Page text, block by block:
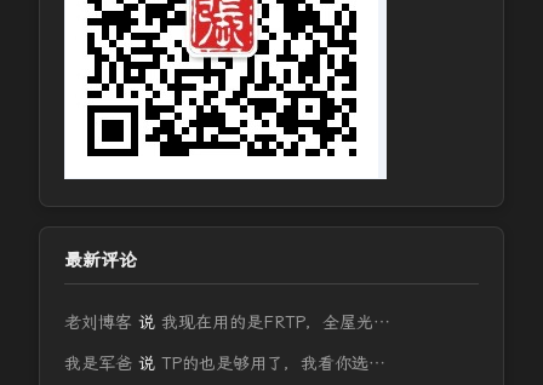
最新评论
老刘博客 说 我现在用的是FRTP，全屋光…
我是军爸 说 TP的也是够用了，我看你选…